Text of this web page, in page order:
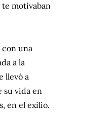
motivaban
una
a la
llevó a
su vida en
en el exilio.